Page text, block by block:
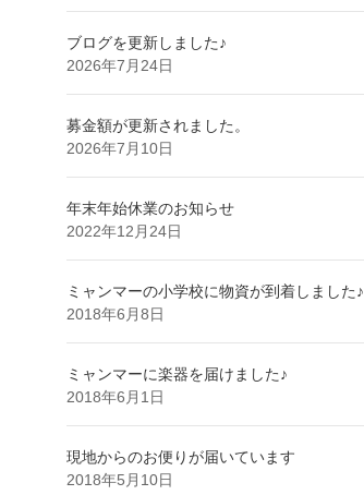
ブログを更新しました♪
2026年7月24日
募金額が更新されました。
2026年7月10日
年末年始休業のお知らせ
2022年12月24日
ミャンマーの小学校に物資が到着しました♪
2018年6月8日
ミャンマーに楽器を届けました♪
2018年6月1日
現地からのお便りが届いています
2018年5月10日